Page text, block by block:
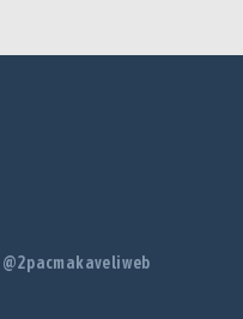
@2pacmakaveliweb